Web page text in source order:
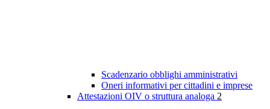
Scadenzario obblighi amministrativi
Oneri informativi per cittadini e imprese
Attestazioni OIV o struttura analoga 2